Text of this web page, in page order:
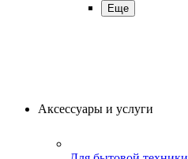
Еще
Аксессуары и услуги